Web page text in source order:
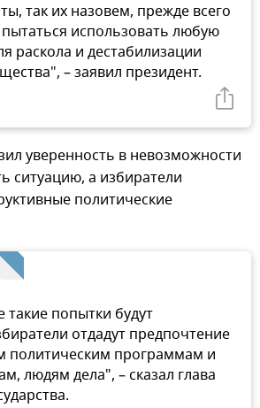
так их назовем, прежде всего
использовать любую
раскола и дестабилизации
– заявил президент.
уверенность в невозможности
ситуацию, а избиратели
политические
такие попытки будут
отдадут предпочтение
политическим программам и
людям дела", – сказал глава